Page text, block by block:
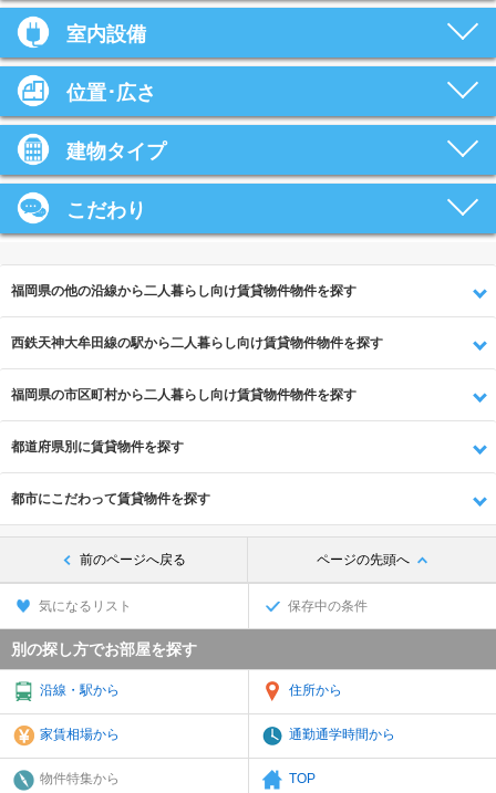
室内設備
位置･広さ
建物タイプ
こだわり
福岡県の他の沿線から二人暮らし向け賃貸物件物件を探す
西鉄天神大牟田線の駅から二人暮らし向け賃貸物件物件を探す
福岡県の市区町村から二人暮らし向け賃貸物件物件を探す
都道府県別に賃貸物件を探す
都市にこだわって賃貸物件を探す
前のページへ戻る ページの先頭へ
気になるリスト 保存中の条件
別の探し方でお部屋を探す
沿線・駅から 住所から
家賃相場から 通勤通学時間から
物件特集から TOP